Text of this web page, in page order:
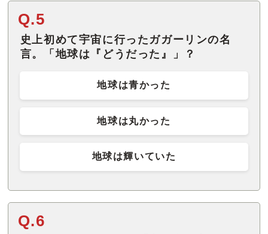
Q.5
史上初めて宇宙に行ったガガーリンの名
言。「地球は『どうだった』」？
地球は青かった
地球は丸かった
地球は輝いていた
Q.6